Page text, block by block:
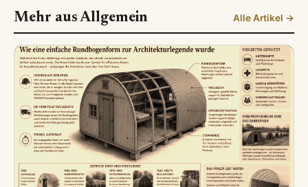
Für Twitter/X:Manuel Rubey ist ein echtes
Multitalent! 🎭🎤✍️ Ob als Falco, mit seiner Band
Mondscheiner oder aktuell auf der Kabarettbühne
– wir beleuchten die Karriere des österreichischen
Allrounders. #ManuelRubey #DasRestaurant
#Künstler
Autor Das Restaurant Falco
Kabarett